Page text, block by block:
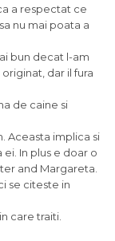
a respectat ce
nu mai poata a
bun decat l-am
originat, dar il fura
de caine si
Aceasta implica si
ei. In plus e doar o
and Margareta.
se citeste in
care traiti.